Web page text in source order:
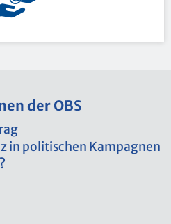
der OBS
in po­li­ti­schen Kam­pa­gnen